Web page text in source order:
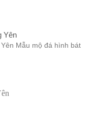
Yên
Mẫu mộ đá hình bát